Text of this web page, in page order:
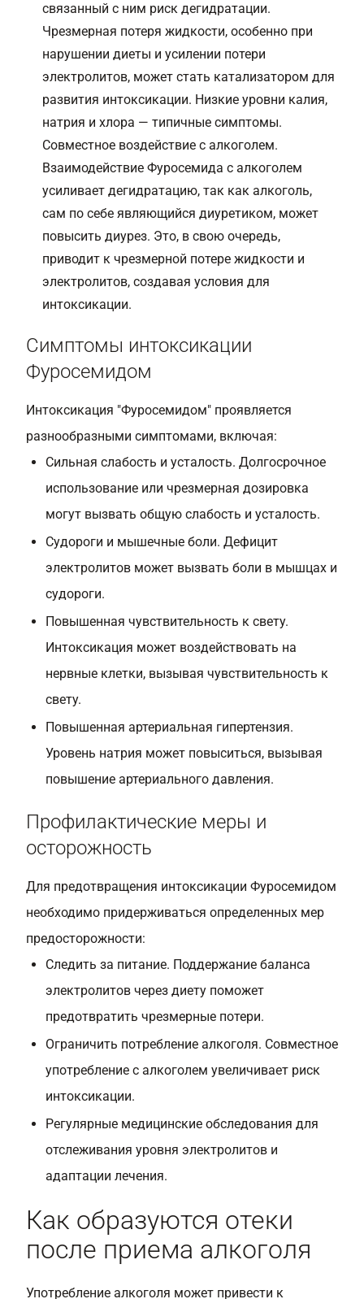
связанный с ним риск дегидратации.
Чрезмерная потеря жидкости, особенно при
нарушении диеты и усилении потери
электролитов, может стать катализатором для
развития интоксикации. Низкие уровни калия,
натрия и хлора — типичные симптомы.
Совместное воздействие с алкоголем.
Взаимодействие Фуросемида с алкоголем
усиливает дегидратацию, так как алкоголь,
сам по себе являющийся диуретиком, может
повысить диурез. Это, в свою очередь,
приводит к чрезмерной потере жидкости и
электролитов, создавая условия для
интоксикации.
Симптомы интоксикации
Фуросемидом
Интоксикация "Фуросемидом" проявляется
разнообразными симптомами, включая:
Сильная слабость и усталость. Долгосрочное
использование или чрезмерная дозировка
могут вызвать общую слабость и усталость.
Судороги и мышечные боли. Дефицит
электролитов может вызвать боли в мышцах и
судороги.
Повышенная чувствительность к свету.
Интоксикация может воздействовать на
нервные клетки, вызывая чувствительность к
свету.
Повышенная артериальная гипертензия.
Уровень натрия может повыситься, вызывая
повышение артериального давления.
Профилактические меры и
осторожность
Для предотвращения интоксикации Фуросемидом
необходимо придерживаться определенных мер
предосторожности:
Следить за питание. Поддержание баланса
электролитов через диету поможет
предотвратить чрезмерные потери.
Ограничить потребление алкоголя. Совместное
употребление с алкоголем увеличивает риск
интоксикации.
Регулярные медицинские обследования для
отслеживания уровня электролитов и
адаптации лечения.
Как образуются отеки
после приема алкоголя
Употребление алкоголя может привести к